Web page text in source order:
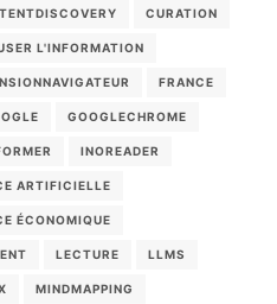
CURATION
L'INFORMATION
FRANCE
GOOGLECHROME
INOREADER
ARTIFICIELLE
ÉCONOMIQUE
LECTURE LLMS
MINDMAPPING